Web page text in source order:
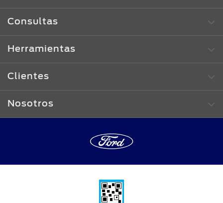
Consultas
Herramientas
Clientes
Nosotros